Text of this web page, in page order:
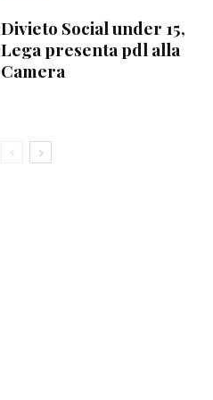
Divieto Social under 15,
Lega presenta pdl alla
Camera